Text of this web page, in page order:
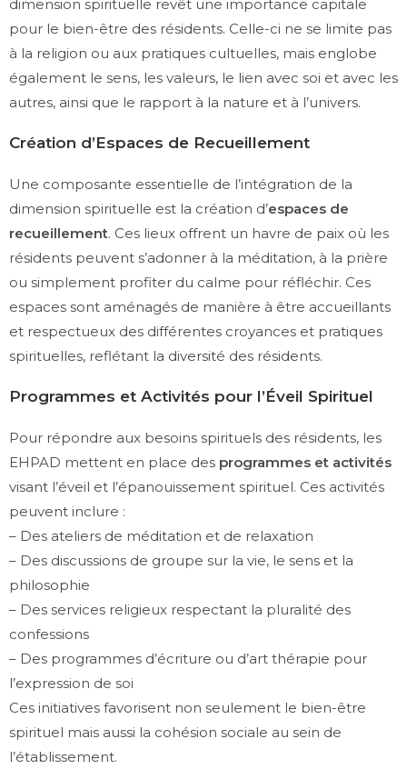
dimension spirituelle revêt une importance capitale
pour le bien-être des résidents. Celle-ci ne se limite pas
à la religion ou aux pratiques cultuelles, mais englobe
également le sens, les valeurs, le lien avec soi et avec les
autres, ainsi que le rapport à la nature et à l’univers.
Création d’Espaces de Recueillement
Une composante essentielle de l’intégration de la
dimension spirituelle est la création d’espaces de
recueillement. Ces lieux offrent un havre de paix où les
résidents peuvent s’adonner à la méditation, à la prière
ou simplement profiter du calme pour réfléchir. Ces
espaces sont aménagés de manière à être accueillants
et respectueux des différentes croyances et pratiques
spirituelles, reflétant la diversité des résidents.
Programmes et Activités pour l’Éveil Spirituel
Pour répondre aux besoins spirituels des résidents, les
EHPAD mettent en place des programmes et activités
visant l’éveil et l’épanouissement spirituel. Ces activités
peuvent inclure :
– Des ateliers de méditation et de relaxation
– Des discussions de groupe sur la vie, le sens et la
philosophie
– Des services religieux respectant la pluralité des
confessions
– Des programmes d’écriture ou d’art thérapie pour
l’expression de soi
Ces initiatives favorisent non seulement le bien-être
spirituel mais aussi la cohésion sociale au sein de
l’établissement.